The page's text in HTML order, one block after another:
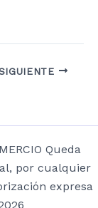
Queda
por cualquier
expresa